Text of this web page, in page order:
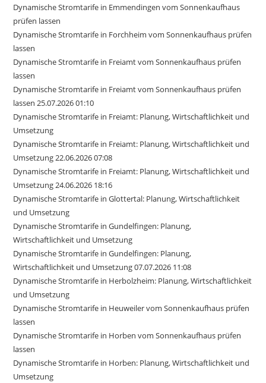
Dynamische Stromtarife in Emmendingen vom Sonnenkaufhaus
prüfen lassen
Dynamische Stromtarife in Forchheim vom Sonnenkaufhaus prüfen
lassen
Dynamische Stromtarife in Freiamt vom Sonnenkaufhaus prüfen
lassen
Dynamische Stromtarife in Freiamt vom Sonnenkaufhaus prüfen
lassen 25.07.2026 01:10
Dynamische Stromtarife in Freiamt: Planung, Wirtschaftlichkeit und
Umsetzung
Dynamische Stromtarife in Freiamt: Planung, Wirtschaftlichkeit und
Umsetzung 22.06.2026 07:08
Dynamische Stromtarife in Freiamt: Planung, Wirtschaftlichkeit und
Umsetzung 24.06.2026 18:16
Dynamische Stromtarife in Glottertal: Planung, Wirtschaftlichkeit
und Umsetzung
Dynamische Stromtarife in Gundelfingen: Planung,
Wirtschaftlichkeit und Umsetzung
Dynamische Stromtarife in Gundelfingen: Planung,
Wirtschaftlichkeit und Umsetzung 07.07.2026 11:08
Dynamische Stromtarife in Herbolzheim: Planung, Wirtschaftlichkeit
und Umsetzung
Dynamische Stromtarife in Heuweiler vom Sonnenkaufhaus prüfen
lassen
Dynamische Stromtarife in Horben vom Sonnenkaufhaus prüfen
lassen
Dynamische Stromtarife in Horben: Planung, Wirtschaftlichkeit und
Umsetzung